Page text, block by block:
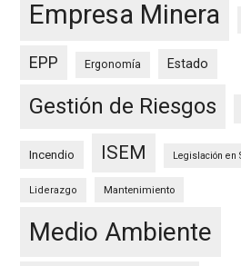
Empresa Minera
EPP Ergonomía Estado
Gestión de Riesgos
Incendio ISEM Legislación en
Liderazgo Mantenimiento
Medio Ambiente